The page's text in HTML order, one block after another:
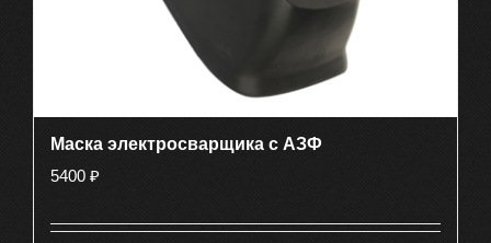
Маска электросварщика с АЗФ
5400 ₽